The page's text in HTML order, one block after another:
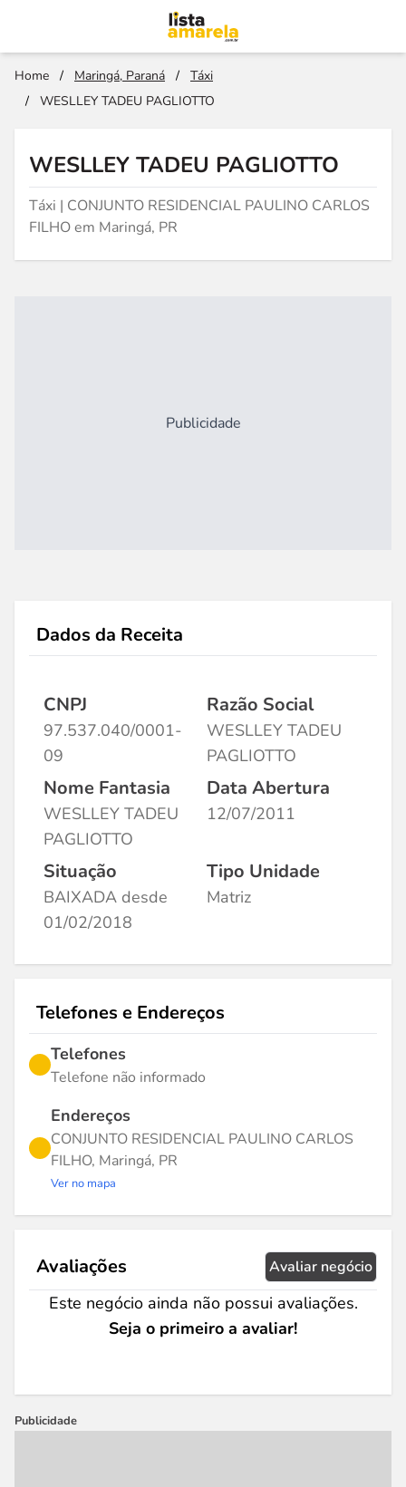
Home / Maringá, Paraná /
Táxi
/
WESLLEY TADEU PAGLIOTTO
WESLLEY TADEU PAGLIOTTO
Táxi | CONJUNTO RESIDENCIAL PAULINO CARLOS
FILHO em Maringá, PR
Publicidade
Dados da Receita
CNPJ
97.537.040/0001-
09
Razão Social
WESLLEY TADEU
PAGLIOTTO
Nome Fantasia
WESLLEY TADEU
PAGLIOTTO
Data Abertura
12/07/2011
Situação
BAIXADA desde
01/02/2018
Tipo Unidade
Matriz
Telefones e Endereços
Telefones
Telefone não informado
Endereços
CONJUNTO RESIDENCIAL PAULINO CARLOS
FILHO, Maringá, PR
Ver no mapa
Avaliações Avaliar negócio
Este negócio ainda não possui avaliações.
Seja o primeiro a avaliar!
Publicidade